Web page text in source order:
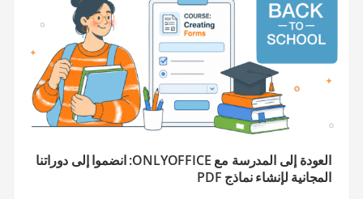
العودة إلى المدرسة مع ONLYOFFICE: انضموا إلى دوراتنا
المجانية لإنشاء نماذج PDF